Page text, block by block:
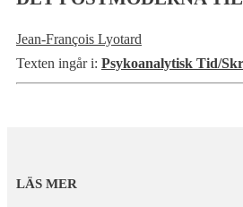
Jean-François Lyotard
Texten ingår i: Psykoanalytisk Tid/
LÄS MER